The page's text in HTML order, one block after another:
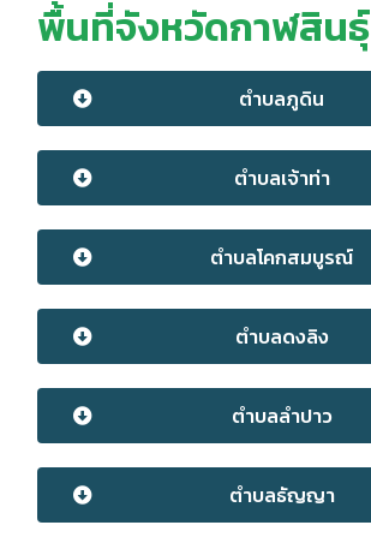
พื้นที่จังหวัดกาฬสินธุ์
ตำบลภูดิน
ตำบลเจ้าท่า
ตำบลโคกสมบูรณ์
ตำบลดงลิง
ตำบลลำปาว
ตำบลธัญญา